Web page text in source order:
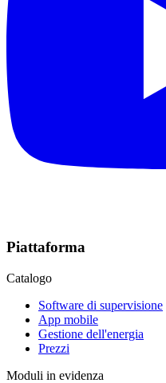
Piattaforma
Catalogo
Software di supervisione
App mobile
Gestione dell'energia
Prezzi
Moduli in evidenza